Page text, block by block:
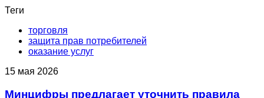
Теги
торговля
защита прав потребителей
оказание услуг
15 мая 2026
Минцифры предлагает уточнить правила